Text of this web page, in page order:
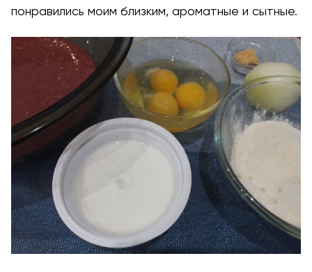
понравились моим близким, ароматные и сытные.